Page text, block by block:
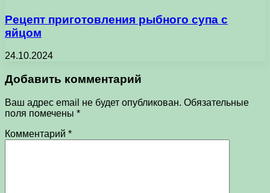
Рецепт приготовления рыбного супа с
яйцом
24.10.2024
Добавить комментарий
Ваш адрес email не будет опубликован. Обязательные
поля помечены *
Комментарий *